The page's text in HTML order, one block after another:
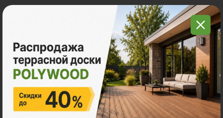
Все акции
Ознакомьтесь с нашей